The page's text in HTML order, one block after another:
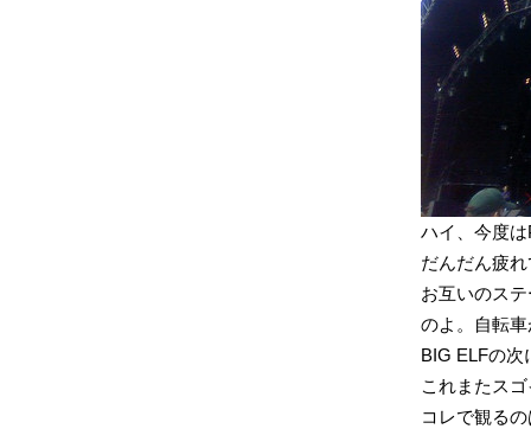
ハイ、今度
だんだん疲
お互いのス
のよ。自転
BIG ELFの次
これまたス
コレで観る